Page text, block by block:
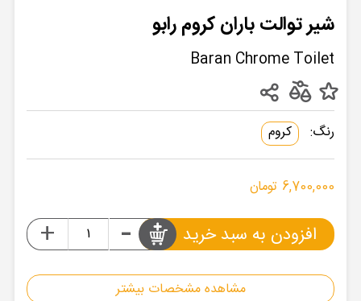
شیر توالت باران کروم رابو
Baran Chrome Toilet
مشاهده مشخصات بیشتر
رنگ: کروم
6,700,000 تومان
-
+ افزودن به سبد خرید